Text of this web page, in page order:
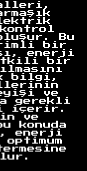
Bu
bir
enerji
etkili bir
bilgi,
ve
gerekli
içerir.
ve
konuda
enerji